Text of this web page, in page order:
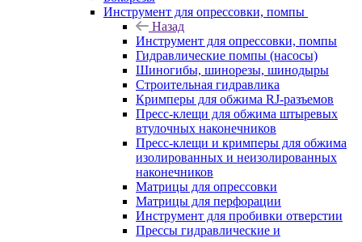
Инструмент для опрессовки, помпы
Назад
Инструмент для опрессовки, помпы
Гидравлические помпы (насосы)
Шиногибы, шинорезы, шинодыры
Строительная гидравлика
Кримперы для обжима RJ-разъемов
Пресс-клещи для обжима штыревых
втулочных наконечников
Пресс-клещи и кримперы для обжима
изолированных и неизолированных
наконечников
Матрицы для опрессовки
Матрицы для перфорации
Инструмент для пробивки отверстии
Прессы гидравлические и